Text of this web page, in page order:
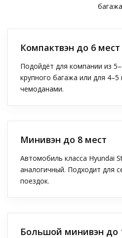
Компактвэн до 6 мест
Подойдёт для компании из
крупного багажа или для 4–5
чемоданами.
Минивэн до 8 мест
Автомобиль класса Hyundai
аналогичный. Подходит для
поездок.
Большой минивэн до